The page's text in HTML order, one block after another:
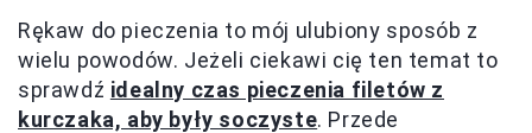
Rękaw do pieczenia to mój ulubiony sposób z
wielu powodów. Jeżeli ciekawi cię ten temat to
sprawdź idealny czas pieczenia filetów z
kurczaka, aby były soczyste. Przede